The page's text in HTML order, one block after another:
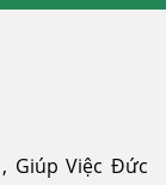
, Giúp Việc Đức